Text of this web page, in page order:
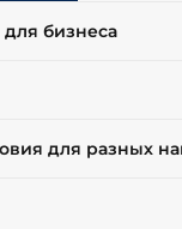
бизнеса
для разных